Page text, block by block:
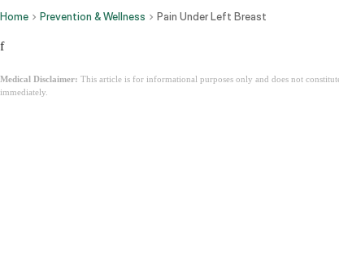
Home Prevention & Wellness Pain Under Left Breast
f
Medical Disclaimer: This article is for informational purposes only and does not
immediately.